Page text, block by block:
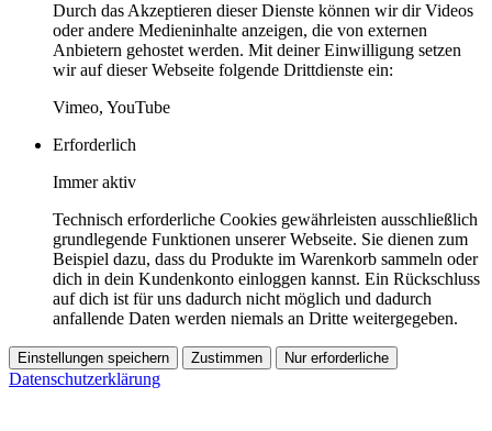
Durch das Akzeptieren dieser Dienste können wir dir Videos
oder andere Medieninhalte anzeigen, die von externen
Anbietern gehostet werden. Mit deiner Einwilligung setzen
wir auf dieser Webseite folgende Drittdienste ein:
Vimeo, YouTube
Erforderlich
Immer aktiv
Technisch erforderliche Cookies gewährleisten ausschließlich
grundlegende Funktionen unserer Webseite. Sie dienen zum
Beispiel dazu, dass du Produkte im Warenkorb sammeln oder
dich in dein Kundenkonto einloggen kannst. Ein Rückschluss
auf dich ist für uns dadurch nicht möglich und dadurch
anfallende Daten werden niemals an Dritte weitergegeben.
Einstellungen speichern Zustimmen Nur erforderliche
Datenschutzerklärung